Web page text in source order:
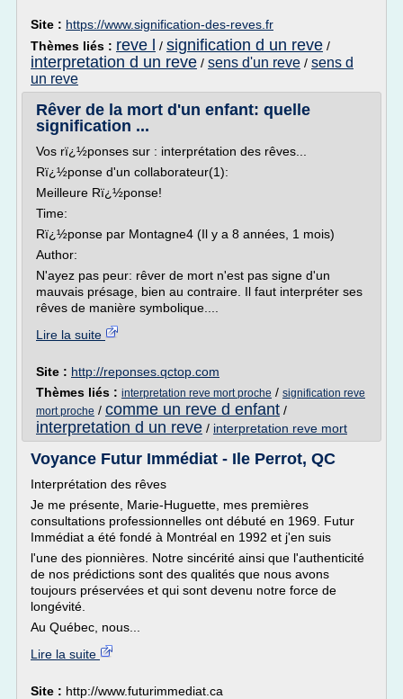
Site : https://www.signification-des-reves.fr
Thèmes liés : reve l / signification d un reve /
interpretation d un reve / sens d'un reve / sens d
un reve
Rêver de la mort d'un enfant: quelle
signification ...
Vos rï¿½ponses sur : interprétation des rêves...
Rï¿½ponse d'un collaborateur(1):
Meilleure Rï¿½ponse!
Time:
Rï¿½ponse par Montagne4 (Il y a 8 années, 1 mois)
Author:
N'ayez pas peur: rêver de mort n'est pas signe d'un
mauvais présage, bien au contraire. Il faut interpréter ses
rêves de manière symbolique....
Lire la suite
Site : http://reponses.qctop.com
Thèmes liés : interpretation reve mort proche / signification reve
mort proche / comme un reve d enfant /
interpretation d un reve / interpretation reve mort
Voyance Futur Immédiat - Ile Perrot, QC
Interprétation des rêves
Je me présente, Marie-Huguette, mes premières
consultations professionnelles ont débuté en 1969. Futur
Immédiat a été fondé à Montréal en 1992 et j'en suis
l'une des pionnières. Notre sincérité ainsi que l'authenticité
de nos prédictions sont des qualités que nous avons
toujours préservées et qui sont devenu notre force de
longévité.
Au Québec, nous...
Lire la suite
Site : http://www.futurimmediat.ca